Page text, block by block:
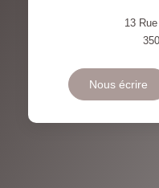
13
Nous écrire